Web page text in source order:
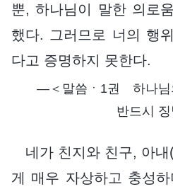
뿐, 하나님이 말한 의로
했다. 그러므로 너의 행
다고 증명하지 못한다.
―＜말씀ㆍ1권 하나님
반드시
네가 친지와 친구, 아
게 매우 자상하고 충성